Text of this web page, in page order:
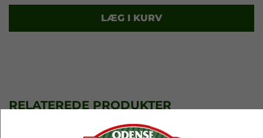
LÆG I KURV
RELATEREDE PRODUKTER